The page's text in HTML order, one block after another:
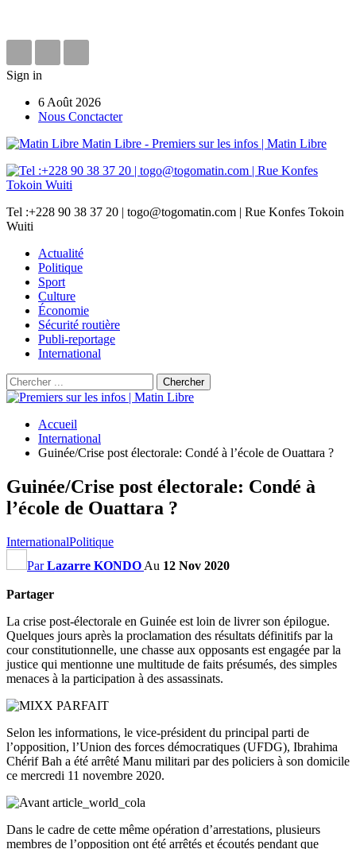
Sign in
6 Août 2026
Nous Conctacter
Matin Libre - Premiers sur les infos | Matin Libre
Tel :+228 90 38 37 20 | togo@togomatin.com | Rue Konfes Tokoin
Wuiti
Actualité
Politique
Sport
Culture
Économie
Sécurité routière
Publi-reportage
International
Accueil
International
Guinée/Crise post électorale: Condé à l’école de Ouattara ?
Guinée/Crise post électorale: Condé à
l’école de Ouattara ?
InternationalPolitique
ParLazarre KONDO Au 12 Nov 2020
Partager
La crise post-électorale en Guinée est loin de livrer son épilogue.
Quelques jours après la proclamation des résultats définitifs par la
cour constitutionnelle, une chasse aux opposants est engagée par la
justice qui mentionne une multitude de faits présumés, des simples
menaces à la participation à des assassinats.
Selon les informations, le vice-président du principal parti de
l’opposition, l’Union des forces démocratiques (UFDG), Ibrahima
Chérif Bah a été arrêté Manu militari par des policiers à son domicile
ce mercredi 11 novembre 2020.
Dans le cadre de cette même opération d’arrestations, plusieurs
membres de l’opposition ont été arrêtés et écoutés pendant que